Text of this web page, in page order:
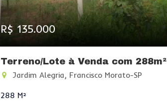
R$ 135.000
Terreno/Lote à Venda com 288m²
Jardim Alegria, Francisco Morato-SP
288 M²